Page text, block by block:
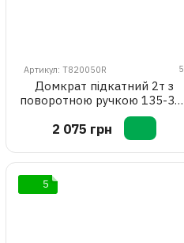
Артикул: T820050R 5
Домкрат підкатний 2т з
поворотною ручкою 135-340
2 075 грн
5